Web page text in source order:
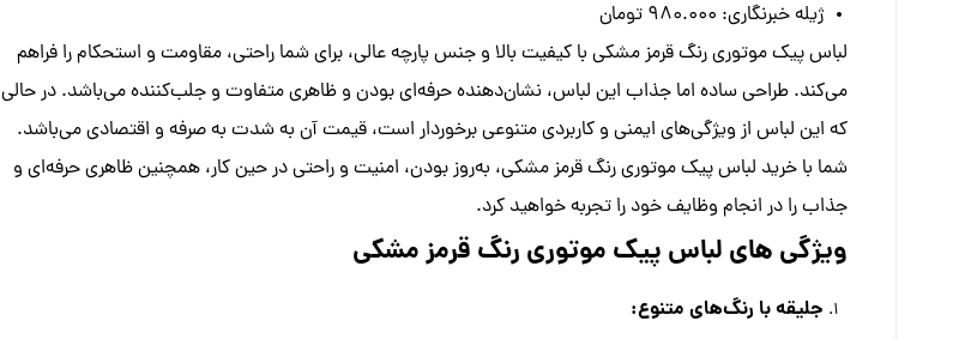
ژیله خبرنگاری: 980.000 تومان
لباس پیک موتوری رنگ قرمز مشکی با کیفیت بالا و جنس پارچه‌ عالی، برای شما راحتی، مقاومت و استحکام را فراهم
می‌کند. طراحی ساده اما جذاب این لباس، نشان‌دهنده حرفه‌ای بودن و ظاهری متفاوت و جلب‌کننده می‌باشد. در حالی
که این لباس از ویژگی‌های ایمنی و کاربردی متنوعی برخوردار است، قیمت آن به شدت به صرفه و اقتصادی می‌باشد.
شما با خرید لباس پیک موتوری رنگ قرمز مشکی، به‌روز بودن، امنیت و راحتی در حین کار، همچنین ظاهری حرفه‌ای و
جذاب را در انجام وظایف خود را تجربه خواهید کرد.
ویژگی های لباس پیک موتوری رنگ قرمز مشکی
جلیقه با رنگ‌های متنوع: